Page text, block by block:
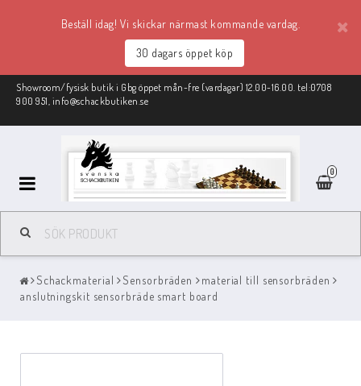
Beställ idag! Vi skickar närmast kommande vardag.
30 dagars öppet köp
Showroom/fysisk butik i Gbg öppet mån-fre (vardagar) 12.00-16.00. tel:0708
900 951, info@schackbutiken.se
0
Schackmaterial
REA
Schackböcker
Schackmaterial Sensorbräden
material till sensorbräden
anslutningskit sensorbräde smart board